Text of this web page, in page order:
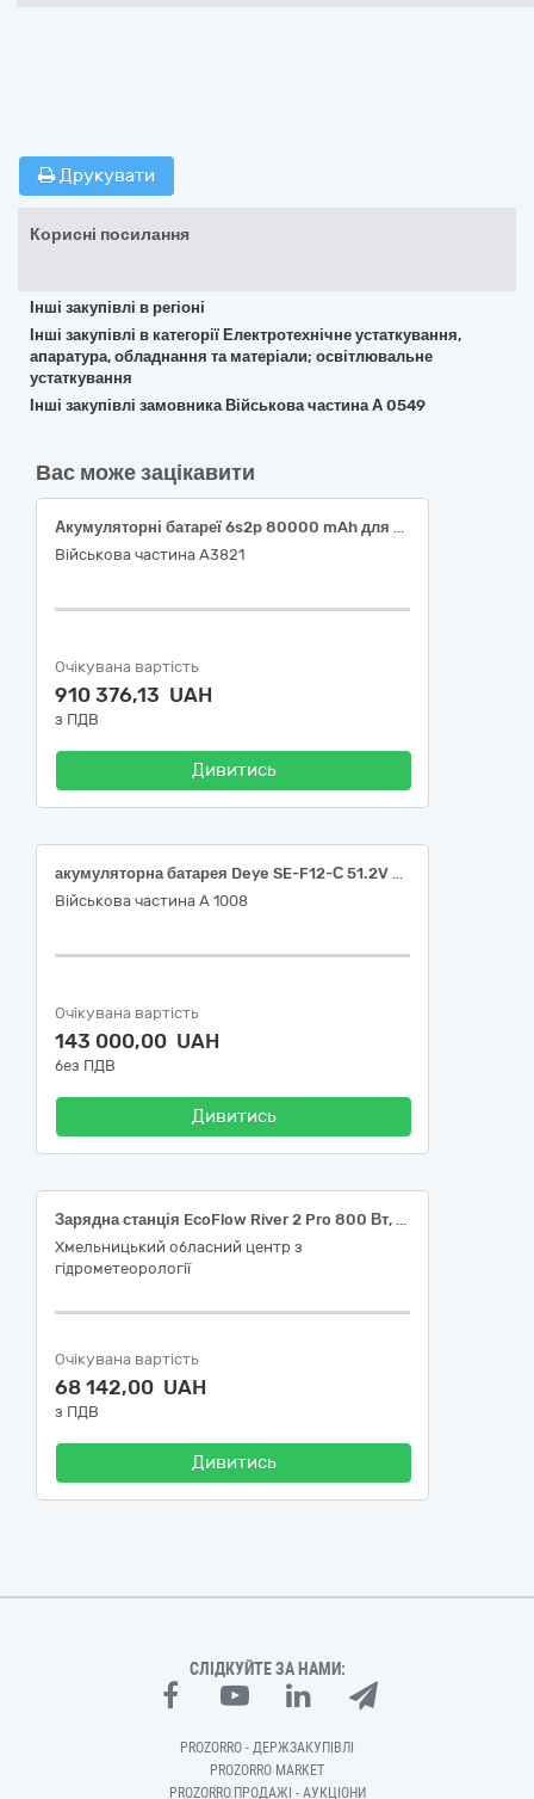
Друкувати
Корисні посилання
Інші закупівлі в регіоні
Інші закупівлі в категорії Електротехнічне устаткування,
апаратура, обладнання та матеріали; освітлювальне
устаткування
Інші закупівлі замовника Військова частина А 0549
Вас може зацікавити
Акумуляторні батареї 6s2p 80000 mAh для БпЛА Vampire
Військова частина А3821
Очікувана вартість
910 376,13 UAH
з ПДВ
Дивитись
акумуляторна батарея Deye SE-F12-С 51.2V 230Ah – 2 шт.
Військова частина А 1008
Очікувана вартість
143 000,00 UAH
без ПДВ
Дивитись
Зарядна станція EcoFlow River 2 Pro 800 Вт, 768 Вт/год (з функцією ДБЖ)
Хмельницький обласний центр з
гідрометеорології
Очікувана вартість
68 142,00 UAH
з ПДВ
Дивитись
СЛІДКУЙТЕ ЗА НАМИ:
PROZORRO - ДЕРЖЗАКУПІВЛІ
PROZORRO MARKET
PROZORRO.ПРОДАЖІ - АУКЦІОНИ